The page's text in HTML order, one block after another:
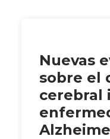
Nuevas
sobre el
cerebral